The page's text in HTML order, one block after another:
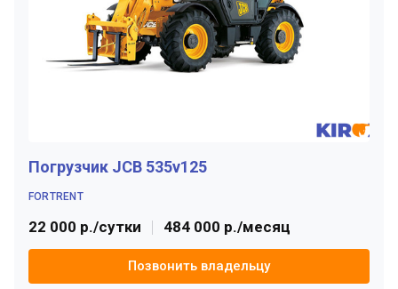
Погрузчик JCB 535v125
FORTRENT
22 000 р./сутки 484 000 р./месяц
Позвонить владельцу